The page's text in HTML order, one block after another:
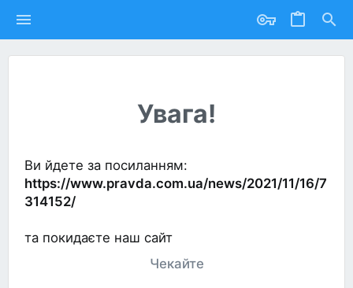
Увага!
Ви йдете за посиланням:
https://www.pravda.com.ua/news/2021/11/16/7
314152/
та покидаєте наш сайт
Чекайте